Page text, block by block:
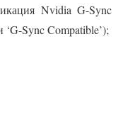
Nvidia G-Sync
Sync Compatible’);